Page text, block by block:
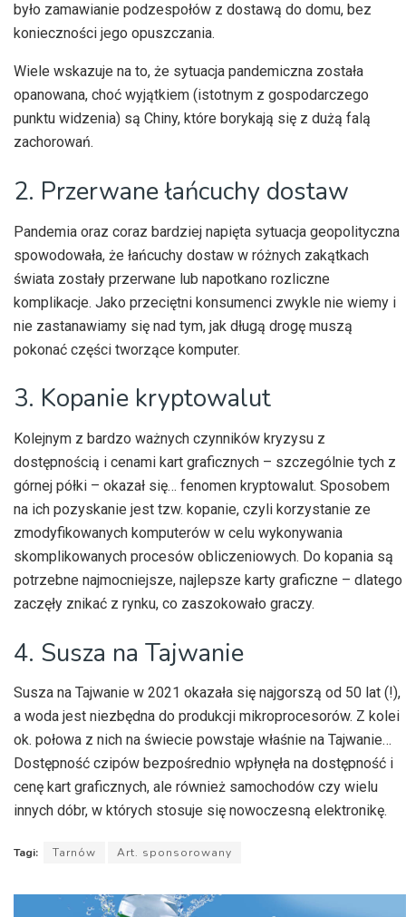
było zamawianie podzespołów z dostawą do domu, bez
konieczności jego opuszczania.
Wiele wskazuje na to, że sytuacja pandemiczna została
opanowana, choć wyjątkiem (istotnym z gospodarczego
punktu widzenia) są Chiny, które borykają się z dużą falą
zachorowań.
2. Przerwane łańcuchy dostaw
Pandemia oraz coraz bardziej napięta sytuacja geopolityczna
spowodowała, że łańcuchy dostaw w różnych zakątkach
świata zostały przerwane lub napotkano rozliczne
komplikacje. Jako przeciętni konsumenci zwykle nie wiemy i
nie zastanawiamy się nad tym, jak długą drogę muszą
pokonać części tworzące komputer.
3. Kopanie kryptowalut
Kolejnym z bardzo ważnych czynników kryzysu z
dostępnością i cenami kart graficznych – szczególnie tych z
górnej półki – okazał się… fenomen kryptowalut. Sposobem
na ich pozyskanie jest tzw. kopanie, czyli korzystanie ze
zmodyfikowanych komputerów w celu wykonywania
skomplikowanych procesów obliczeniowych. Do kopania są
potrzebne najmocniejsze, najlepsze karty graficzne – dlatego
zaczęły znikać z rynku, co zaszokowało graczy.
4. Susza na Tajwanie
Susza na Tajwanie w 2021 okazała się najgorszą od 50 lat (!),
a woda jest niezbędna do produkcji mikroprocesorów. Z kolei
ok. połowa z nich na świecie powstaje właśnie na Tajwanie…
Dostępność czipów bezpośrednio wpłynęła na dostępność i
cenę kart graficznych, ale również samochodów czy wielu
innych dóbr, w których stosuje się nowoczesną elektronikę.
Tagi: Tarnów Art. sponsorowany